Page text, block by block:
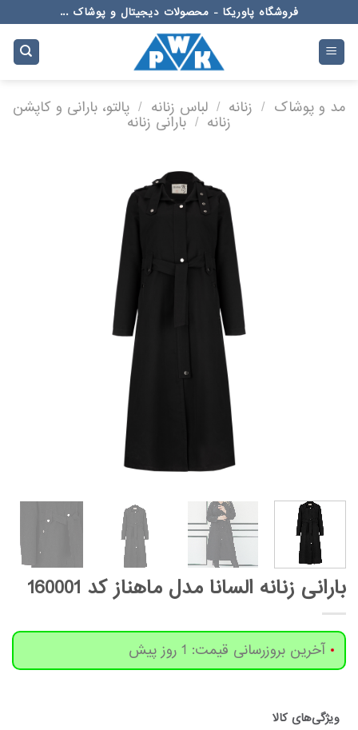
to
content
فروشگاه پاوریکا - محصولات دیجیتال و پوشاک ...
مد و پوشاک / زنانه / لباس زنانه / پالتو، بارانی و کاپشن
زنانه / بارانی زنانه
بارانی زنانه السانا مدل ماهناز کد 160001
آخرین بروزرسانی قیمت: 1 روز پیش